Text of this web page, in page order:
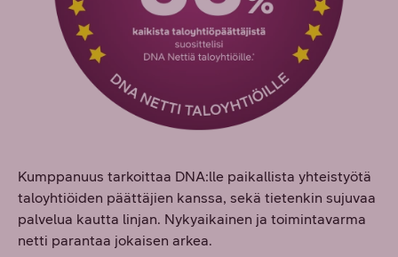
Kumppanuus tarkoittaa DNA:lle paikallista yhteistyötä
taloyhtiöiden päättäjien kanssa, sekä tietenkin sujuvaa
palvelua kautta linjan. Nykyaikainen ja toimintavarma
netti parantaa jokaisen arkea.